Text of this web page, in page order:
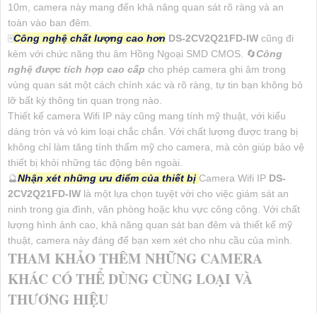
10m, camera này mang đến khả năng quan sát rõ ràng và an
toàn vào ban đêm.
🀄Công nghệ chất lượng cao hơn DS-2CV2Q21FD-IW cũng đi
kèm với chức năng thu âm Hồng Ngoại SMD CMOS. 🔄Công
nghệ được tích hợp cao cấp cho phép camera ghi âm trong
vùng quan sát một cách chính xác và rõ ràng, tự tin bạn không bỏ
lỡ bất kỳ thông tin quan trọng nào.
Thiết kế camera Wifi IP này cũng mang tính mỹ thuật, với kiểu
dáng tròn và vỏ kim loại chắc chắn. Với chất lượng được trang bị
không chỉ làm tăng tính thẩm mỹ cho camera, mà còn giúp bảo vệ
thiết bị khỏi những tác động bên ngoài.
🔮Nhận xét những ưu điểm của thiết bị Camera Wifi IP DS-
2CV2Q21FD-IW là một lựa chọn tuyệt vời cho việc giám sát an
ninh trong gia đình, văn phòng hoặc khu vực công cộng. Với chất
lượng hình ảnh cao, khả năng quan sát ban đêm và thiết kế mỹ
thuật, camera này đáng để bạn xem xét cho nhu cầu của mình.
THAM KHẢO THÊM NHỮNG CAMERA
KHÁC CÓ THỂ DÙNG CÙNG LOẠI VÀ
THƯƠNG HIỆU